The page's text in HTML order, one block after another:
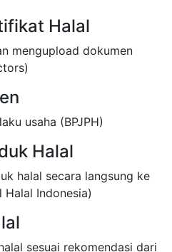
Halal
mengupload dokumen
usaha (BPJPH)
Halal
halal secara langsung ke
Halal Indonesia)
sesuai rekomendasi dari